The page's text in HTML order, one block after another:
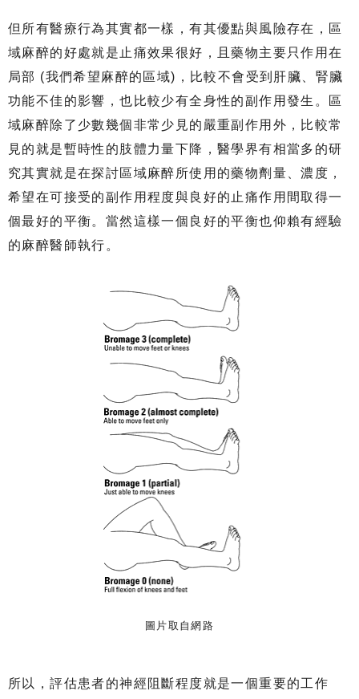
但所有醫療行為其實都一樣，有其優點與風險存在，區
域麻醉的好處就是止痛效果很好，且藥物主要只作用在
局部 (我們希望麻醉的區域)，比較不會受到肝臟、腎臟
功能不佳的影響，也比較少有全身性的副作用發生。區
域麻醉除了少數幾個非常少見的嚴重副作用外，比較常
見的就是暫時性的肢體力量下降，醫學界有相當多的研
究其實就是在探討區域麻醉所使用的藥物劑量、濃度，
希望在可接受的副作用程度與良好的止痛作用間取得一
個最好的平衡。當然這樣一個良好的平衡也仰賴有經驗
的麻醉醫師執行。
圖片取自網路
所以，評估患者的神經阻斷程度就是一個重要的工作